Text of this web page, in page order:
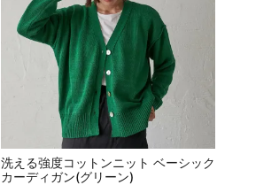
洗える強度コットンニット ベーシック
カーディガン(グリーン)